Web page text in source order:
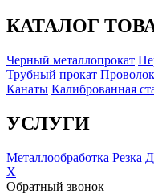
КАТАЛОГ
Черный металлопрокат
Трубный прокат
Канаты Калиброванная
УСЛУГИ
Металлообработка Резка
X
Обратный звонок